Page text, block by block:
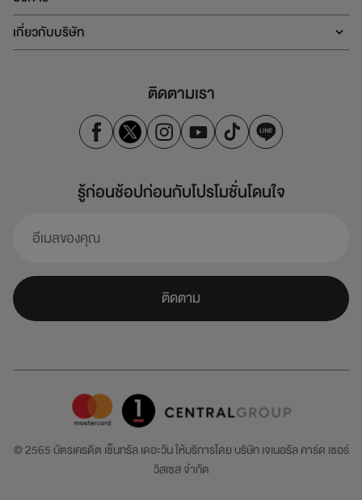
เกี่ยวกับบริษัท
ติดตามเรา
รู้ก่อนช้อปก่อนกับโปรโมชั่นโดนใจ
ติดตาม
© 2565 บัตรเครดิต เซ็นทรัล เดอะวัน ให้บริการโดยบริษัท เจเนอรัล คาร์ด เซอร์
วิสเซส จำกัด